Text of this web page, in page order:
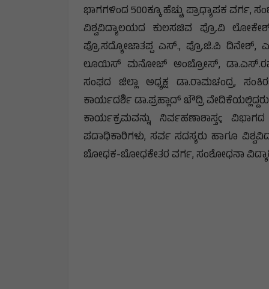
ಭಾಗಗಳಿಂದ 500ಕ್ಕೂ ಹೆಚ್ಚು ಪ್ರಾಧ್ಯಾಪಕ
ವಿಶ್ವವಿದ್ಯಾಲಯದ ಕುಲಸಚಿವ ಪ್ರೊ.ವಿ ಲೋಕೇಶ್,
ಪ್ರೊ.ಸದ್ಯೋಜಾತಪ್ಪ ಎಸ್., ಪ್ರೊ.ಜಿ.ಪಿ
ಲೂಯಿಸ್ ಮನೋಜ್ ಅಂಬ್ರೋಸ್,
ಸಂಘದ ಜಿಲ್ಲಾ ಅಧ್ಯಕ್ಷ ಡಾ.ರಾಮಚಂದ್ರ,
ಕಾರ್ಯದರ್ಶಿ ಡಾ.ಪ್ರಹ್ಲಾದ್ ಚೌದ್ರಿ
ಕಾರ್ಯಕ್ರಮವನ್ನು ನಿರ್ವಹಣಾಶಾಸ್ತç
ಪದಾಧಿಕಾರಿಗಳು, ಸರ್ವ ಸದಸ್ಯರು ಹಾಗೂ
ಬೋಧಕ-ಬೋಧಕೇತರ ವರ್ಗ, ಸಂಶೋಧನಾ